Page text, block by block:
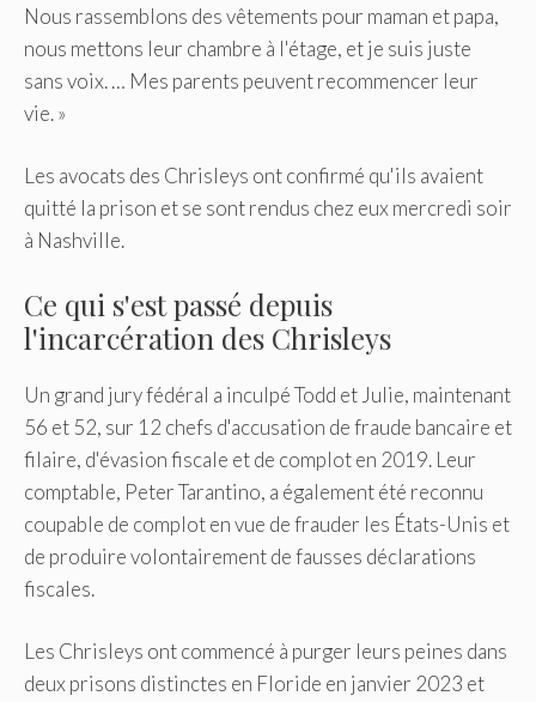
Nous rassemblons des vêtements pour maman et papa,
nous mettons leur chambre à l'étage, et je suis juste
sans voix. … Mes parents peuvent recommencer leur
vie. »
Les avocats des Chrisleys ont confirmé qu'ils avaient
quitté la prison et se sont rendus chez eux mercredi soir
à Nashville.
Ce qui s'est passé depuis
l'incarcération des Chrisleys
Un grand jury fédéral a inculpé Todd et Julie, maintenant
56 et 52, sur 12 chefs d'accusation de fraude bancaire et
filaire, d'évasion fiscale et de complot en 2019. Leur
comptable, Peter Tarantino, a également été reconnu
coupable de complot en vue de frauder les États-Unis et
de produire volontairement de fausses déclarations
fiscales.
Les Chrisleys ont commencé à purger leurs peines dans
deux prisons distinctes en Floride en janvier 2023 et